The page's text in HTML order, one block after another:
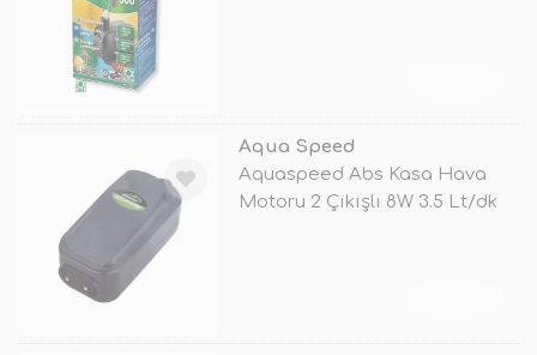
Aqua Speed
Aquaspeed Abs Kasa Hava
Motoru 2 Çıkışlı 8W 3.5 Lt/dk